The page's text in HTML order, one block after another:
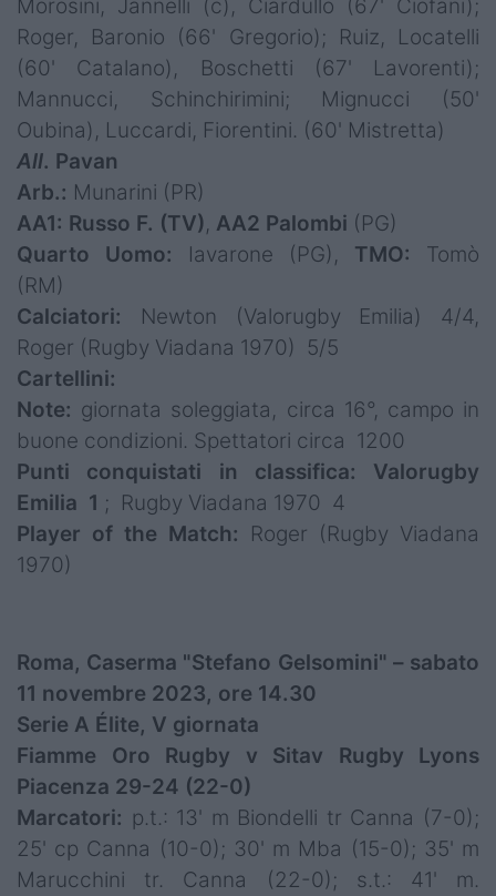
Morosini, Jannelli (c), Ciardullo (67' Ciofani);
Roger, Baronio (66' Gregorio); Ruiz, Locatelli
(60' Catalano), Boschetti (67' Lavorenti);
Mannucci, Schinchirimini; Mignucci (50'
Oubina), Luccardi, Fiorentini. (60' Mistretta)
All. Pavan
Arb.: Munarini (PR)
AA1: Russo F. (TV), AA2 Palombi (PG)
Quarto Uomo: Iavarone (PG), TMO: Tomò
(RM)
Calciatori: Newton (Valorugby Emilia) 4/4,
Roger (Rugby Viadana 1970) 5/5
Cartellini:
Note: giornata soleggiata, circa 16°, campo in
buone condizioni. Spettatori circa 1200
Punti conquistati in classifica: Valorugby
Emilia 1 ; Rugby Viadana 1970 4
Player of the Match: Roger (Rugby Viadana
1970)
Roma, Caserma "Stefano Gelsomini" – sabato
11 novembre 2023, ore 14.30
Serie A Élite, V giornata
Fiamme Oro Rugby v Sitav Rugby Lyons
Piacenza 29-24 (22-0)
Marcatori: p.t.: 13' m Biondelli tr Canna (7-0);
25' cp Canna (10-0); 30' m Mba (15-0); 35' m
Marucchini tr. Canna (22-0); s.t.: 41' m.